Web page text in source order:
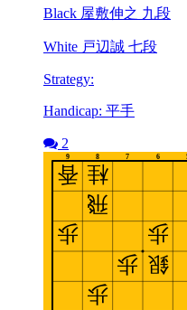
Black 屋敷伸之 九段
White 戸辺誠 七段
Strategy:
Handicap: 平手
2